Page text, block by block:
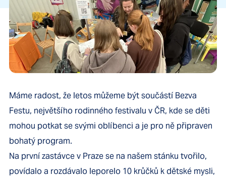
Máme radost, že letos můžeme být součástí Bezva
Festu, největšího rodinného festivalu v ČR, kde se děti
mohou potkat se svými oblíbenci a je pro ně připraven
bohatý program.
Na první zastávce v Praze se na našem stánku tvořilo,
povídalo a rozdávalo leporelo 10 krůčků k dětské mysli,